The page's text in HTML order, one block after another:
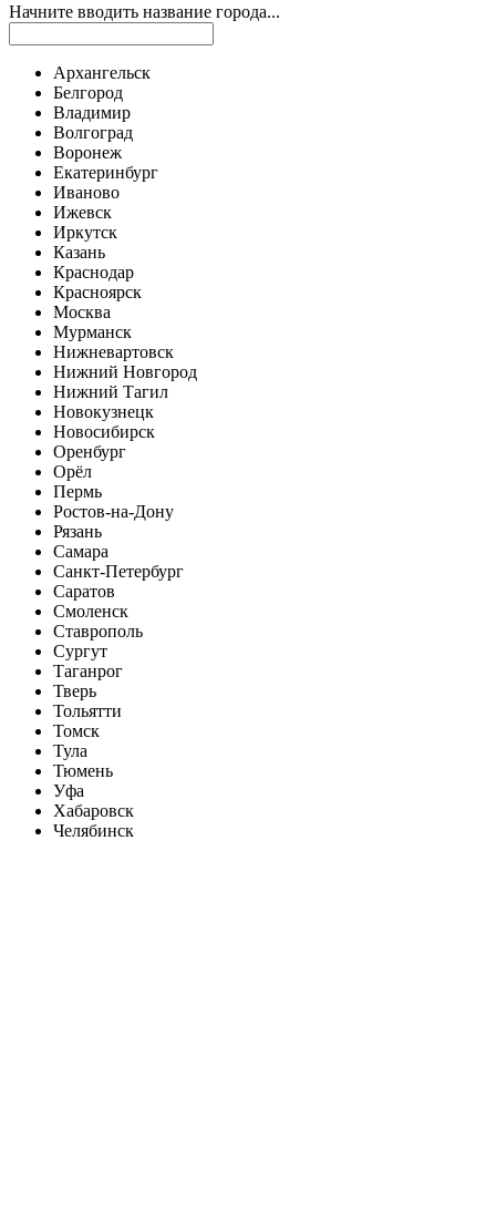
Начните вводить название города...
Архангельск
Белгород
Владимир
Волгоград
Воронеж
Екатеринбург
Иваново
Ижевск
Иркутск
Казань
Краснодар
Красноярск
Москва
Мурманск
Нижневартовск
Нижний Новгород
Нижний Тагил
Новокузнецк
Новосибирск
Оренбург
Орёл
Пермь
Ростов-на-Дону
Рязань
Самара
Санкт-Петербург
Саратов
Смоленск
Ставрополь
Сургут
Таганрог
Тверь
Тольятти
Томск
Тула
Тюмень
Уфа
Хабаровск
Челябинск